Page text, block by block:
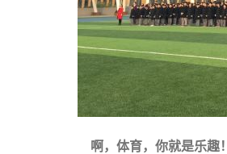
啊，体育，你就是乐趣！